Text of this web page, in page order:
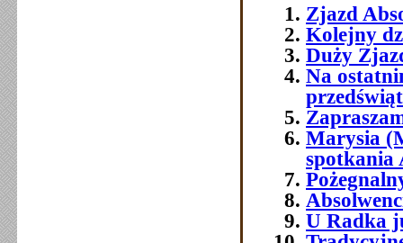
Zjazd
Kolejny
Duży
Na
Marysia
spotkania
U Radka